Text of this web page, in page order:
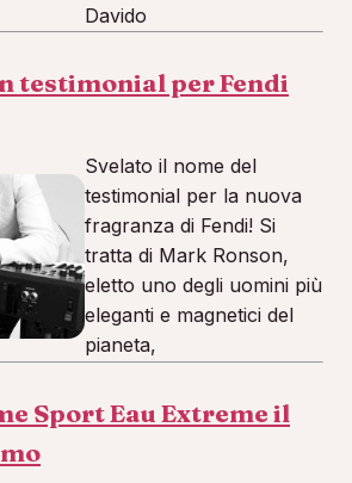
Davido
testimonial per Fendi
Svelato il nome del
testimonial per la nuova
fragranza di Fendi! Si
tratta di Mark Ronson,
eletto uno degli uomini più
eleganti e magnetici del
pianeta,
Sport Eau Extreme il